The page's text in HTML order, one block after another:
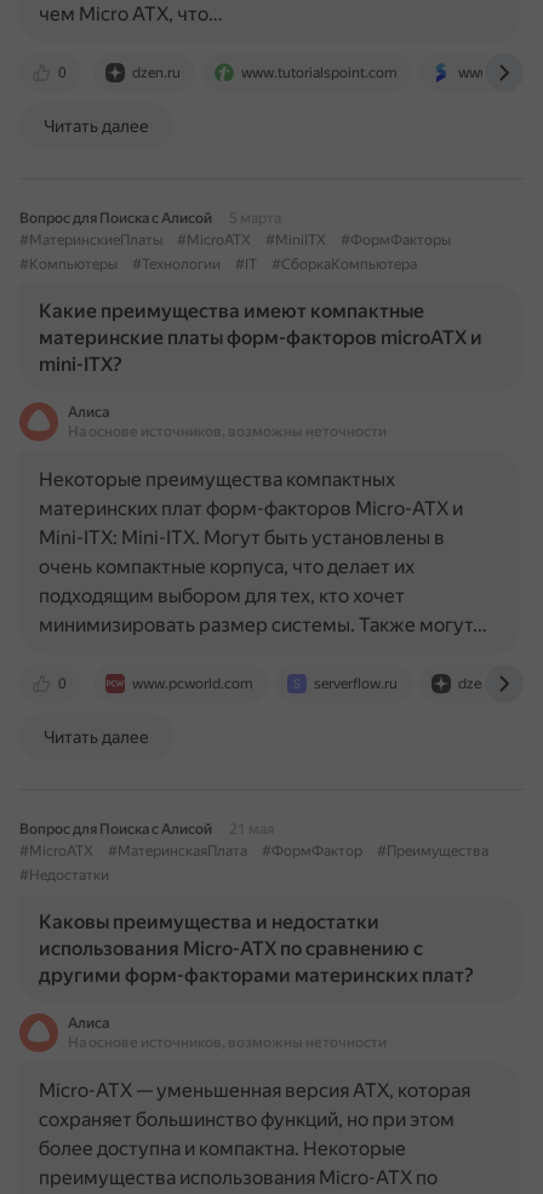
0 dzen.ru www.tutorialspoint.com
чем Micro ATX, что…
Читать далее
Вопрос для Поиска с Алисой
5 марта
#МатеринскиеПлаты
#MicroATX #MiniITX
#ФормФакторы
#Компьютеры
#Технологии #IT #СборкаКомпьютера
Какие преимущества имеют компактные
материнские платы форм-факторов microATX и
mini-ITX?
Алиса
На основе источников, возможны неточности
0 www.pcworld.com serverflow.ru dzen.ru
Некоторые преимущества компактных
материнских плат форм-факторов Micro-ATX и
Mini-ITX: Mini-ITX. Могут быть установлены в
очень компактные корпуса, что делает их
подходящим выбором для тех, кто хочет
минимизировать размер системы. Также могут…
Читать далее
Вопрос для Поиска с Алисой
21 мая
#MicroATX
#МатеринскаяПлата #ФормФактор
#Преимущества
#Недостатки
Каковы преимущества и недостатки
использования Micro-ATX по сравнению с
другими форм-факторами материнских плат?
Алиса
На основе источников, возможны неточности
Micro-ATX — уменьшенная версия ATX, которая
сохраняет большинство функций, но при этом
более доступна и компактна. Некоторые
преимущества использования Micro-ATX по